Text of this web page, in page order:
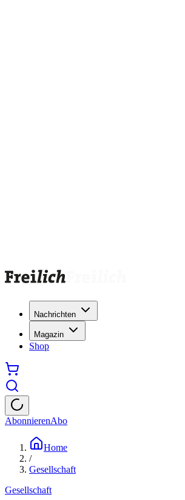
Nachrichten
Magazin
Shop
AbonnierenAbo
Home
/
Gesellschaft
Gesellschaft